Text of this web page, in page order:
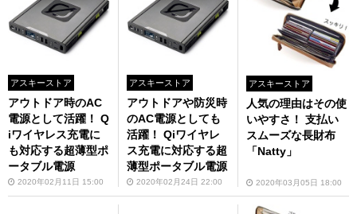
アスキーストア
アウトドア時のAC
電源として活躍！ Q
iワイヤレス充電に
も対応する超薄型ポ
ータブル電源
2020年02月11日 15:00
アスキーストア
アウトドアや防災時
のAC電源としても
活躍！ Qiワイヤレ
ス充電に対応する超
薄型ポータブル電源
2020年02月24日 22:00
アスキーストア
人気の理由はその使
いやすさ！ 支払い
スムーズな長財布
「Natty」
2020年03月05日 18:00